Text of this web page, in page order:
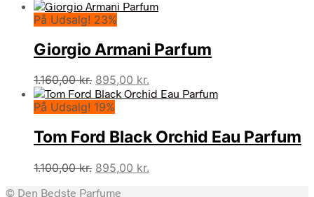
På Udsalg! 23%
Giorgio Armani Parfum
1.160,00kr. Den
oprindelige
pris
1.160,00 kr..
895,00 kr.
aktuelle
895,00 kr..
På Udsalg! 19%
Tom Ford Black Orchid Eau Parfum
1.100,00kr. Den
895,00 kr.
© Den Bedste Parfume